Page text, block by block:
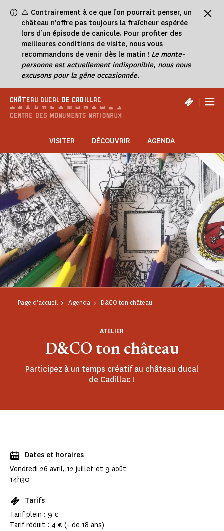
⚠️ Contrairement à ce que l’on pourrait penser, un
château n’offre pas toujours la fraîcheur espérée
lors d’un épisode de canicule. Pour profiter des
meilleures conditions de visite, nous vous
recommandons de venir dès le matin ! Le monte-
personne est actuellement indisponible, nous nous
excusons pour la gêne occasionnée.
CHÂTEAU DUCAL DE CADILLAC |
VISITER DÉCOUVRIR AGENDA
Page d'accueil Agenda D&CO ton château
D&CO ton château
ATELIER
Participez à un temps créatif au château ducal
de Cadillac !
Dates et horaires
Vendredi 26 avril, 12 juillet et 9 août
14h30
Tarifs
Tarif plein : 9 €
Tarif réduit : 4 € (- de 18 ans)